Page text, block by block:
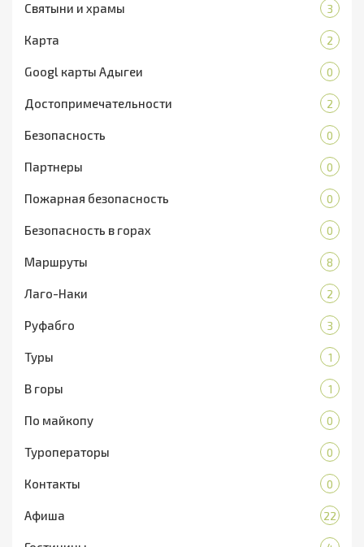
Святыни и храмы 3
Карта 2
Googl карты Адыгеи 0
Достопримечательности 2
Безопасность 0
Партнеры 0
Пожарная безопасность 0
Безопасность в горах 0
Маршруты 8
Лаго-Наки 2
Руфабго 3
Туры 1
В горы 1
По майкопу 0
Туроператоры 0
Контакты 0
Афиша 22